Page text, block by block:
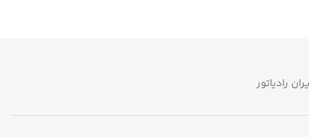
رادیاتور